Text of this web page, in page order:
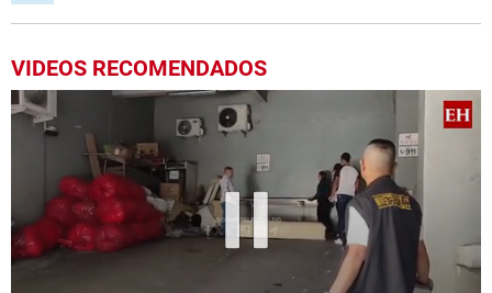
VIDEOS RECOMENDADOS